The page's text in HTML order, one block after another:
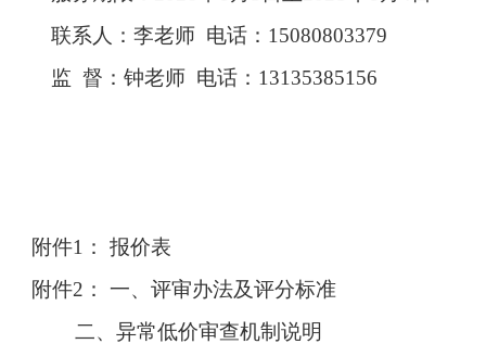
联系人： 李老师 电话： 15080803379
监 督：钟老师 电话： 13135385156
附件1：
报价表
附件2：
一、评审办法及评分标准
二、异常低价审查机制说明